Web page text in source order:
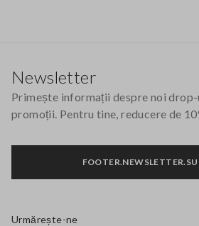
Newsletter
Primește informații despre noi
promoții. Pentru tine, reducere de
Urmărește-ne